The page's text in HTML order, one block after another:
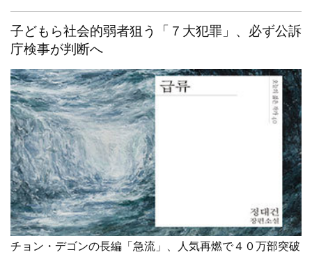
子どもら社会的弱者狙う「７大犯罪」、必ず公訴
庁検事が判断へ
チョン・デゴンの長編「急流」、人気再燃で４０万部突破